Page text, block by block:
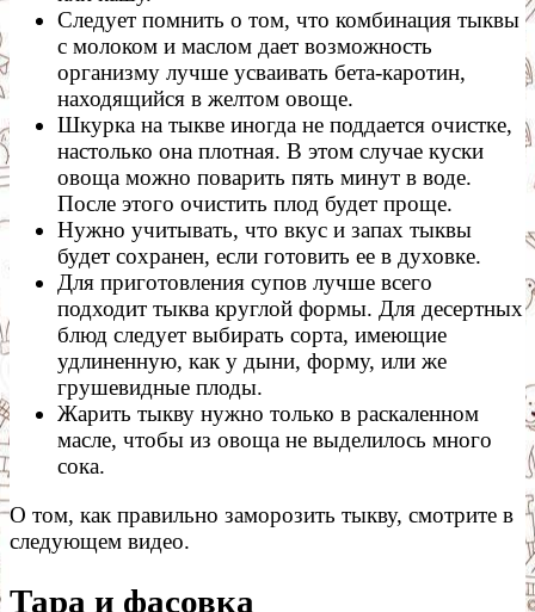
Следует помнить о том, что комбинация тыквы
с молоком и маслом дает возможность
организму лучше усваивать бета-каротин,
находящийся в желтом овоще.
Шкурка на тыкве иногда не поддается очистке,
настолько она плотная. В этом случае куски
овоща можно поварить пять минут в воде.
После этого очистить плод будет проще.
Нужно учитывать, что вкус и запах тыквы
будет сохранен, если готовить ее в духовке.
Для приготовления супов лучше всего
подходит тыква круглой формы. Для десертных
блюд следует выбирать сорта, имеющие
удлиненную, как у дыни, форму, или же
грушевидные плоды.
Жарить тыкву нужно только в раскаленном
масле, чтобы из овоща не выделилось много
сока.
О том, как правильно заморозить тыкву, смотрите в
следующем видео.
Тара и фасовка